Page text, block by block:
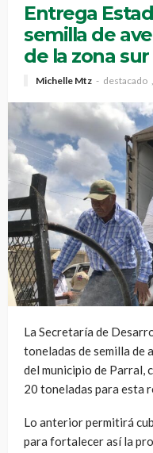
Entrega
semilla de
de la zona sur
Michelle Mtz destacado
La Secretaría de
toneladas de semilla de
del municipio de Parral,
20 toneladas para esta
Lo anterior permitirá
para fortalecer así la